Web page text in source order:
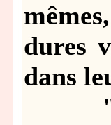
dures
dans
" Il a